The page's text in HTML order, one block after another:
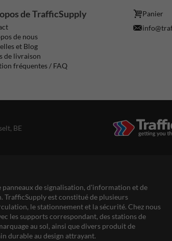
de TrafficSupply
de nous
et Blog
de livraison
fréquentes / FAQ
Panier
BE
de signalisation, d'information et de
TrafficSupply est constitué de plusieurs
le stationnement et la sécurité. Chez nous
les supports correspondant, des stations de
au sol, ainsi que divers produit de
durable au design attrayant.